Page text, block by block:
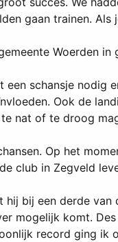
gaan trainen.
Woerden in
schansje nodig
Ook de
nat of te droog
Op het
club in Zegveld
bij een derde van
mogelijk komt.
record ging ik